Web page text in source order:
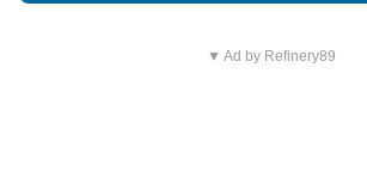
▼ Ad by Refinery89